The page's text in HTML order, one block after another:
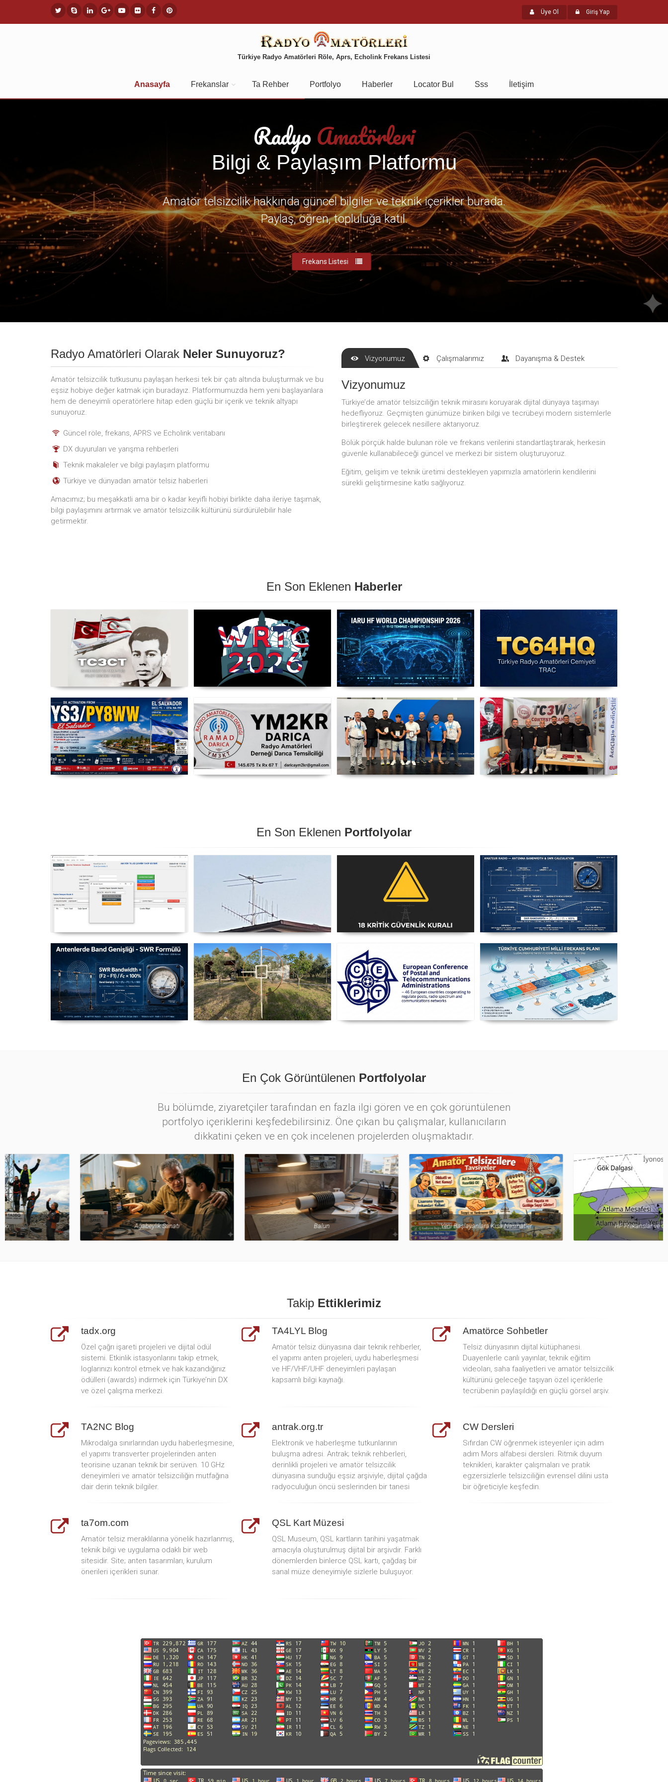
Üye Ol Giriş Yap
Türkiye Radyo Amatörleri Röle, Aprs, Echolink Frekans Listesi
Anasayfa Frekanslar Ta Rehber Portfolyo Haberler Locator Bul Sss İletişim
RadyoAmatörleri
Bilgi & Paylaşım Platformu
Amatör telsizcilik hakkında güncel bilgiler ve teknik içerikler burada.
Paylaş, öğren, topluluğa katıl.
Frekans Listesi
Radyo Amatörleri Olarak Neler Sunuyoruz?
Amatör telsizcilik tutkusunu paylaşan herkesi tek bir çatı altında buluşturmak ve bu
eşsiz hobiye değer katmak için buradayız. Platformumuzda hem yeni başlayanlara
hem de deneyimli operatörlere hitap eden güçlü bir içerik ve teknik altyapı
sunuyoruz.
Güncel röle, frekans, APRS ve Echolink veritabanı
DX duyuruları ve yarışma rehberleri
Teknik makaleler ve bilgi paylaşım platformu
Türkiye ve dünyadan amatör telsiz haberleri
Amacımız; bu meşakkatli ama bir o kadar keyifli hobiyi birlikte daha ileriye taşımak,
bilgi paylaşımını artırmak ve amatör telsizcilik kültürünü sürdürülebilir hale
getirmektir.
Vizyonumuz Çalışmalarımız Dayanışma & Destek
Vizyonumuz
Türkiye’de amatör telsizciliğin teknik mirasını koruyarak dijital dünyaya taşımayı
hedefliyoruz. Geçmişten günümüze biriken bilgi ve tecrübeyi modern sistemlerle
birleştirerek gelecek nesillere aktarıyoruz.
Bölük pörçük halde bulunan röle ve frekans verilerini standartlaştırarak, herkesin
güvenle kullanabileceği güncel ve merkezi bir sistem oluşturuyoruz.
Eğitim, gelişim ve teknik üretimi destekleyen yapımızla amatörlerin kendilerini
sürekli geliştirmesine katkı sağlıyoruz.
En Son Eklenen Haberler
Şehit Pilot Yüzbaşı Cengiz Topel
03 Ağustos - 30 Eylül
WRTC 2026 Şampiyonu Litvanya
IARU HF World Championship
IARU HF Yarışması TC64HQ
YS3/PY8WW Türkiye'den FT8
RAMAD Darıca Temsilciliği
SP DX Contest Ödülleri
TC3W Almanya Fuar' ında
En Son Eklenen Portfolyolar
NexQso Telsiz Çevrim Kayıt
Yagi Anten Yönü Nasıl Belirlenir
Amatör Telsiz İstasyonları
Uzuntel’den Yagi’ye
Seçimi] - 2026 Güncel
Antenlerde Band Genişliği SWR
Manyetik Lup Anten (Magnetic
Posta ve Telekomünikasyon
Milli Frekans Planı
En Çok Görüntülenen Portfolyolar
Bu bölümde, ziyaretçiler tarafından en fazla ilgi gören ve en çok görüntülenen
portfolyo içeriklerini keşfedebilirsiniz. Öne çıkan bu çalışmalar, kullanıcıların
dikkatini çeken ve en çok incelenen projelerden oluşmaktadır.
Ağabeylik Sanatı Balun Yeni Başlayanlara Kısa Nasihatler HF Frekanslar ve Özellikleri
Takip Ettiklerimiz
tadx.org
Özel çağrı işareti projeleri ve dijital ödül
sistemi. Etkinlik istasyonlarını takip etmek,
loglarınızı kontrol etmek ve hak kazandığınız
ödülleri (awards) indirmek için Türkiye’nin DX
ve özel çalışma merkezi.
TA4LYL Blog
Amatör telsiz dünyasına dair teknik rehberler,
el yapımı anten projeleri, uydu haberleşmesi
ve HF/VHF/UHF deneyimleri paylaşan
kapsamlı bilgi kaynağı.
Amatörce Sohbetler
Telsiz dünyasının dijital kütüphanesi.
Duayenlerle canlı yayınlar, teknik eğitim
videoları, saha faaliyetleri ve amatör telsizcilik
kültürünü geleceğe taşıyan özel içeriklerle
tecrübenin paylaşıldığı en güçlü görsel arşiv.
TA2NC Blog
Mikrodalga sınırlarından uydu haberleşmesine,
el yapımı transverter projelerinden anten
teorisine uzanan teknik bir serüven. 10 GHz
deneyimleri ve amatör telsizciliğin mutfağına
dair derin teknik bilgiler.
antrak.org.tr
Elektronik ve haberleşme tutkunlarının
buluşma adresi. Antrak; teknik rehberleri,
derinlikli projeleri ve amatör telsizcilik
dünyasına sunduğu eşsiz arşiviyle, dijital çağda
radyoculuğun öncü seslerinden bir tanesi
CW Dersleri
Sıfırdan CW öğrenmek isteyenler için adım
adım Mors alfabesi dersleri. Ritmik duyum
teknikleri, karakter çalışmaları ve pratik
egzersizlerle telsizciliğin evrensel dilini usta
bir öğreticiyle keşfedin.
ta7om.com
Amatör telsiz meraklılarına yönelik hazırlanmış,
teknik bilgi ve uygulama odaklı bir web
sitesidir. Site; anten tasarımları, kurulum
önerileri içerikleri sunar.
QSL Kart Müzesi
QSL Museum, QSL kartların tarihini yaşatmak
amacıyla oluşturulmuş dijital bir arşivdir. Farklı
dönemlerden binlerce QSL kartı, çağdaş bir
sanal müze deneyimiyle sizlerle buluşuyor.